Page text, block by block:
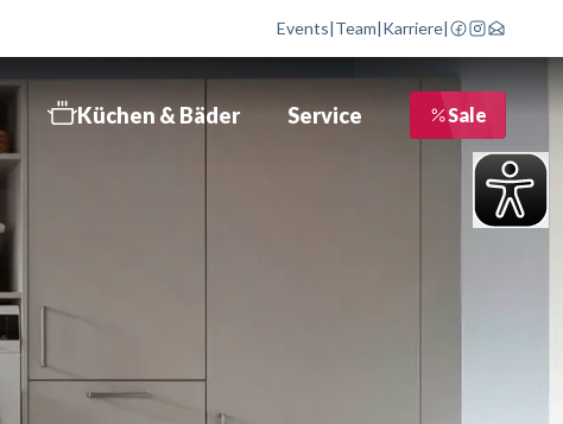
Events|Team|Karriere|
Küchen & Bäder
Küchen
Informationsbroschüre
Bäder
Möbelhaus Göppingen
Service
Bewertungen
Sale